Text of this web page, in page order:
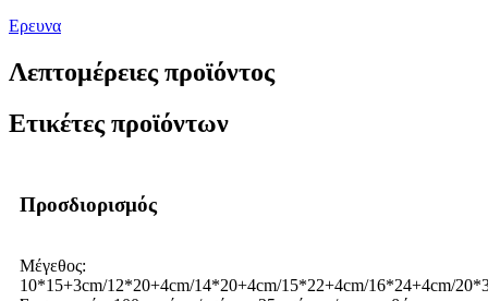
Ερευνα
Λεπτομέρειες προϊόντος
Ετικέτες προϊόντων
Προσδιορισμός
Μέγεθος:
10*15+3cm/12*20+4cm/14*20+4cm/15*22+4cm/16*24+4cm/